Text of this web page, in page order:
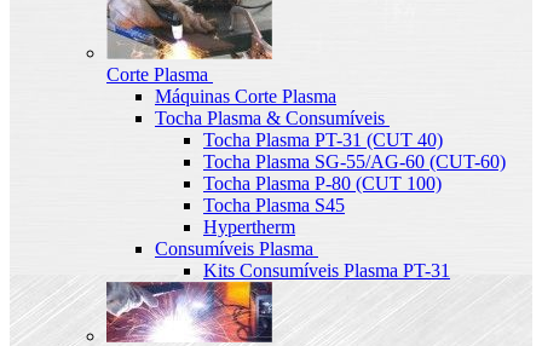
Corte Plasma
Máquinas Corte Plasma
Tocha Plasma & Consumíveis
Tocha Plasma PT-31 (CUT 40)
Tocha Plasma SG-55/AG-60 (CUT-60)
Tocha Plasma P-80 (CUT 100)
Tocha Plasma S45
Hypertherm
Consumíveis Plasma
Kits Consumíveis Plasma PT-31